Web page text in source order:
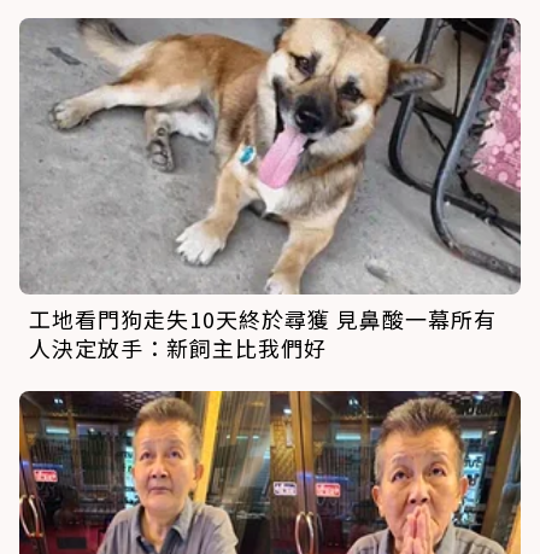
工地看門狗走失10天終於尋獲 見鼻酸一幕所有
人決定放手：新飼主比我們好